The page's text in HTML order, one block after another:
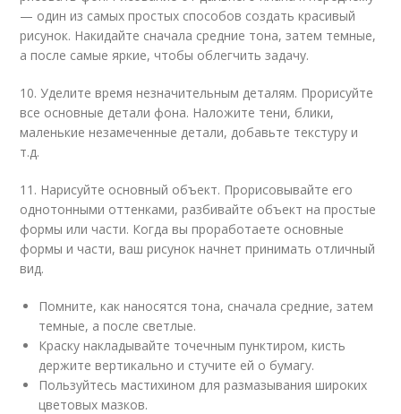
— один из самых простых способов создать красивый
рисунок. Накидайте сначала средние тона, затем темные,
а после самые яркие, чтобы облегчить задачу.
10. Уделите время незначительным деталям. Прорисуйте
все основные детали фона. Наложите тени, блики,
маленькие незамеченные детали, добавьте текстуру и
т.д.
11. Нарисуйте основный объект. Прорисовывайте его
однотонными оттенками, разбивайте объект на простые
формы или части. Когда вы проработаете основные
формы и части, ваш рисунок начнет принимать отличный
вид.
Помните, как наносятся тона, сначала средние, затем
темные, а после светлые.
Краску накладывайте точечным пунктиром, кисть
держите вертикально и стучите ей о бумагу.
Пользуйтесь мастихином для размазывания широких
цветовых мазков.